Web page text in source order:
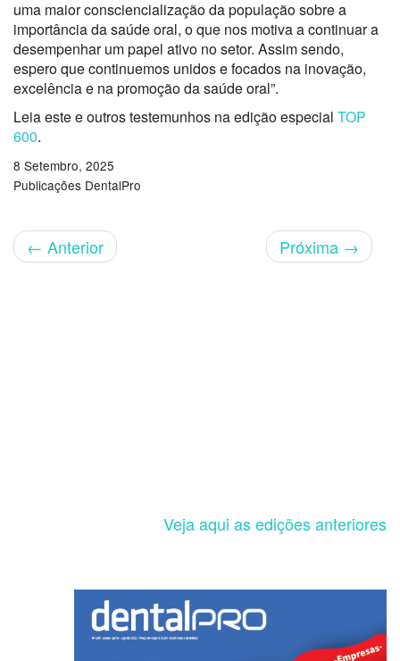
uma maior consciencialização da população sobre a
importância da saúde oral, o que nos motiva a continuar a
desempenhar um papel ativo no setor. Assim sendo,
espero que continuemos unidos e focados na inovação,
excelência e na promoção da saúde oral”.
Leia este e outros testemunhos na edição especial TOP
600.
8 Setembro, 2025
Publicações DentalPro
← Anterior Próxima →
Veja aqui as edições anteriores